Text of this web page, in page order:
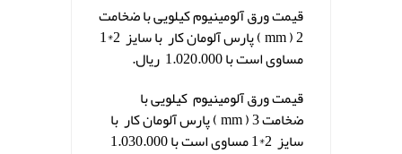
قیمت ورق آلومینیوم کیلویی با ضخامت
2 ( mm ) پارس آلومان کار با سایز 2*1
مساوی است با 1.020.000 ریال.
قیمت ورق آلومینیوم کیلویی با
ضخامت 3 ( mm ) پارس آلومان کار با